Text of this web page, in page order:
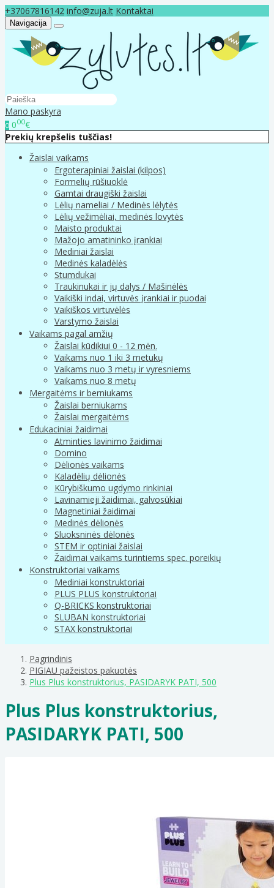
+37067816142 info@zuja.lt Kontaktai
Navigacija
Mano paskyra
0 000€
Prekių krepšelis tuščias!
Žaislai vaikams
Ergoterapiniai žaislai (kilpos)
Formelių rūšiuoklė
Gamtai draugiški žaislai
Lėlių nameliai / Medinės lėlytės
Lėlių vežimėliai, medinės lovytės
Maisto produktai
Mažojo amatininko įrankiai
Mediniai žaislai
Medinės kaladėlės
Stumdukai
Traukinukai ir jų dalys / Mašinėlės
Vaikiški indai, virtuvės įrankiai ir puodai
Vaikiškos virtuvėlės
Varstymo žaislai
Vaikams pagal amžių
Žaislai kūdikiui 0 - 12 mėn.
Vaikams nuo 1 iki 3 metukų
Vaikams nuo 3 metų ir vyresniems
Vaikams nuo 8 metų
Mergaitėms ir berniukams
Žaislai berniukams
Žaislai mergaitėms
Edukaciniai žaidimai
Atminties lavinimo žaidimai
Domino
Dėlionės vaikams
Kaladėlių dėlionės
Kūrybiškumo ugdymo rinkiniai
Lavinamieji žaidimai, galvosūkiai
Magnetiniai žaidimai
Medinės dėlionės
Sluoksninės dėlonės
STEM ir optiniai žaislai
Žaidimai vaikams turintiems spec. poreikių
Konstruktoriai vaikams
Mediniai konstruktoriai
PLUS PLUS konstruktoriai
Q-BRICKS konstruktoriai
SLUBAN konstruktoriai
STAX konstruktoriai
Pagrindinis
PIGIAU pažeistos pakuotės
Plus Plus konstruktorius, PASIDARYK PATI, 500
Plus Plus konstruktorius,
PASIDARYK PATI, 500